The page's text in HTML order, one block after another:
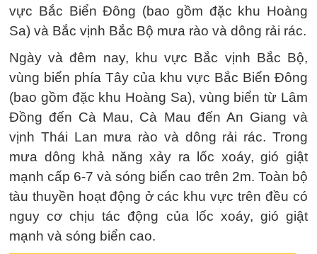
vực Bắc Biển Đông (bao gồm đặc khu Hoàng
Sa) và Bắc vịnh Bắc Bộ mưa rào và dông rải rác.
Ngày và đêm nay, khu vực Bắc vịnh Bắc Bộ,
vùng biển phía Tây của khu vực Bắc Biển Đông
(bao gồm đặc khu Hoàng Sa), vùng biển từ Lâm
Đồng đến Cà Mau, Cà Mau đến An Giang và
vịnh Thái Lan mưa rào và dông rải rác. Trong
mưa dông khả năng xảy ra lốc xoáy, gió giật
mạnh cấp 6-7 và sóng biển cao trên 2m. Toàn bộ
tàu thuyền hoạt động ở các khu vực trên đều có
nguy cơ chịu tác động của lốc xoáy, gió giật
mạnh và sóng biển cao.